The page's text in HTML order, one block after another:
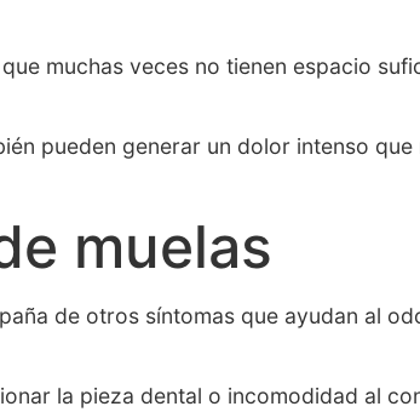
muchas veces no tienen espacio
pueden generar un dolor intenso que
muelas
de otros síntomas que ayudan al
la pieza dental o incomodidad al